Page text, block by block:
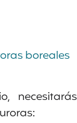
boreales